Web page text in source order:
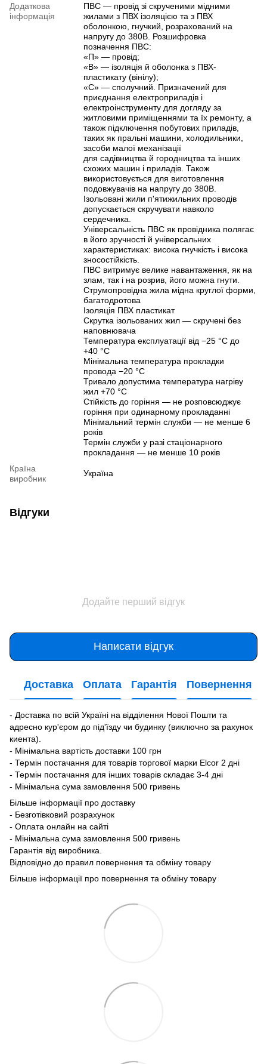
Додаткова
інформація
ПВС — провід зі скрученими мідними
жилами з ПВХ ізоляцією та з ПВХ
оболонкою, гнучкий, розрахований на
напругу до 380В. Розшифровка
позначення ПВС:
«П» — провід;
«В» — ізоляція й оболонка з ПВХ-
пластикату (вінілу);
«С» — сполучний. Призначений для
приєднання електроприладів і
електроінструменту для догляду за
житловими приміщеннями та їх ремонту, а
також підключення побутових приладів,
таких як пральні машини, холодильники,
засоби малої механізації
для садівництва й городництва та інших
схожих машин і приладів. Також
використовується для виготовлення
подовжувачів на напругу до 380В.
Ізольовані жили п'ятижильних проводів
допускається скручувати навколо
сердечника.
Універсальність ПВС як провідника полягає
в його зручності й універсальних
характеристиках: висока гнучкість і висока
зносостійкість.
ПВС витримує велике навантаження, як на
злам, так і на розрив, його можна гнути.
Струмопровідна жила мідна круглої форми,
багатодротова
Ізоляція ПВХ пластикат
Скрутка ізольованих жил — скручені без
наповнювача
Температура експлуатації від −25 °C до
+40 °C
Мінімальна температура прокладки
провода −20 °C
Тривало допустима температура нагріву
жил +70 °C
Стійкість до горіння — не розповсюджує
горіння при одинарному прокладанні
Мінімальний термін служби — не менше 6
років
Термін служби у разі стаціонарного
прокладання — не менше 10 років
Країна
виробник
Україна
Відгуки
Додайте перший відгук
Написати відгук
Доставка Оплата Гарантія Повернення
- Доставка по всій Україні на відділення Нової Пошти та
адресно кур'єром до під'їзду чи будинку (виключно за рахунок
киента).
- Мінімальна вартість доставки 100 грн
- Термін постачання для товарів торгової марки Elcor 2 дні
- Термін постачання для інших товарів складає 3-4 дні
- Мінімальна сума замовлення 500 гривень
Більше інформації про доставку
- Безготівковий розрахунок
- Оплата онлайн на сайті
- Мінімальна сума замовлення 500 гривень
Гарантія від виробника.
Відповідно до правил повернення та обміну товару
Більше інформації про повернення та обміну товару